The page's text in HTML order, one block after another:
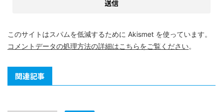
このサイトはスパムを低減するために Akismet を使っています。
コメントデータの処理方法の詳細はこちらをご覧ください。
関連記事